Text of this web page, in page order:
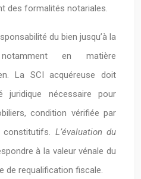
des formalités notariales.
du bien jusqu’à la
en matière
La SCI acquéreuse doit
juridique nécessaire pour
condition vérifiée par
constitutifs. L’évaluation du
à la valeur vénale du
de requalification fiscale.